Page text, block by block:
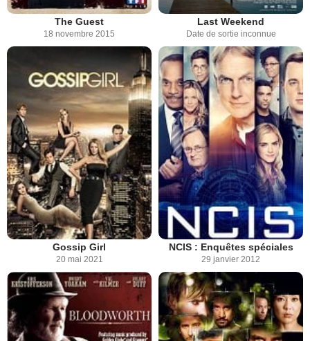
The Guest
18 novembre 2015
Last Weekend
Date de sortie inconnue
Gossip Girl
20 mai 2021
NCIS : Enquêtes spéciales
29 janvier 2012